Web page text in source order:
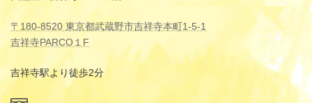
〒180-8520 東京都武蔵野市吉祥寺本町1-5-1
吉祥寺PARCO１F
吉祥寺駅より徒歩2分